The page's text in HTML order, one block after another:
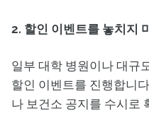
2. 할인 이벤트를 놓치지
일부 대학 병원이나 대규
할인 이벤트를 진행합니
나 보건소 공지를 수시로